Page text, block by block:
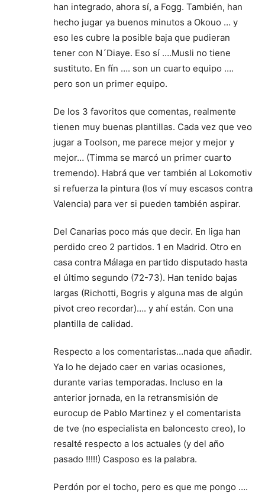
han integrado, ahora sí, a Fogg. También, han
hecho jugar ya buenos minutos a Okouo … y
eso les cubre la posible baja que pudieran
tener con N´Diaye. Eso sí ….Musli no tiene
sustituto. En fín …. son un cuarto equipo ….
pero son un primer equipo.
De los 3 favoritos que comentas, realmente
tienen muy buenas plantillas. Cada vez que veo
jugar a Toolson, me parece mejor y mejor y
mejor… (Timma se marcó un primer cuarto
tremendo). Habrá que ver también al Lokomotiv
si refuerza la pintura (los ví muy escasos contra
Valencia) para ver si pueden también aspirar.
Del Canarias poco más que decir. En liga han
perdido creo 2 partidos. 1 en Madrid. Otro en
casa contra Málaga en partido disputado hasta
el último segundo (72-73). Han tenido bajas
largas (Richotti, Bogris y alguna mas de algún
pivot creo recordar)…. y ahí están. Con una
plantilla de calidad.
Respecto a los comentaristas…nada que añadir.
Ya lo he dejado caer en varias ocasiones,
durante varias temporadas. Incluso en la
anterior jornada, en la retransmisión de
eurocup de Pablo Martinez y el comentarista
de tve (no especialista en baloncesto creo), lo
resalté respecto a los actuales (y del año
pasado !!!!!) Casposo es la palabra.
Perdón por el tocho, pero es que me pongo ….